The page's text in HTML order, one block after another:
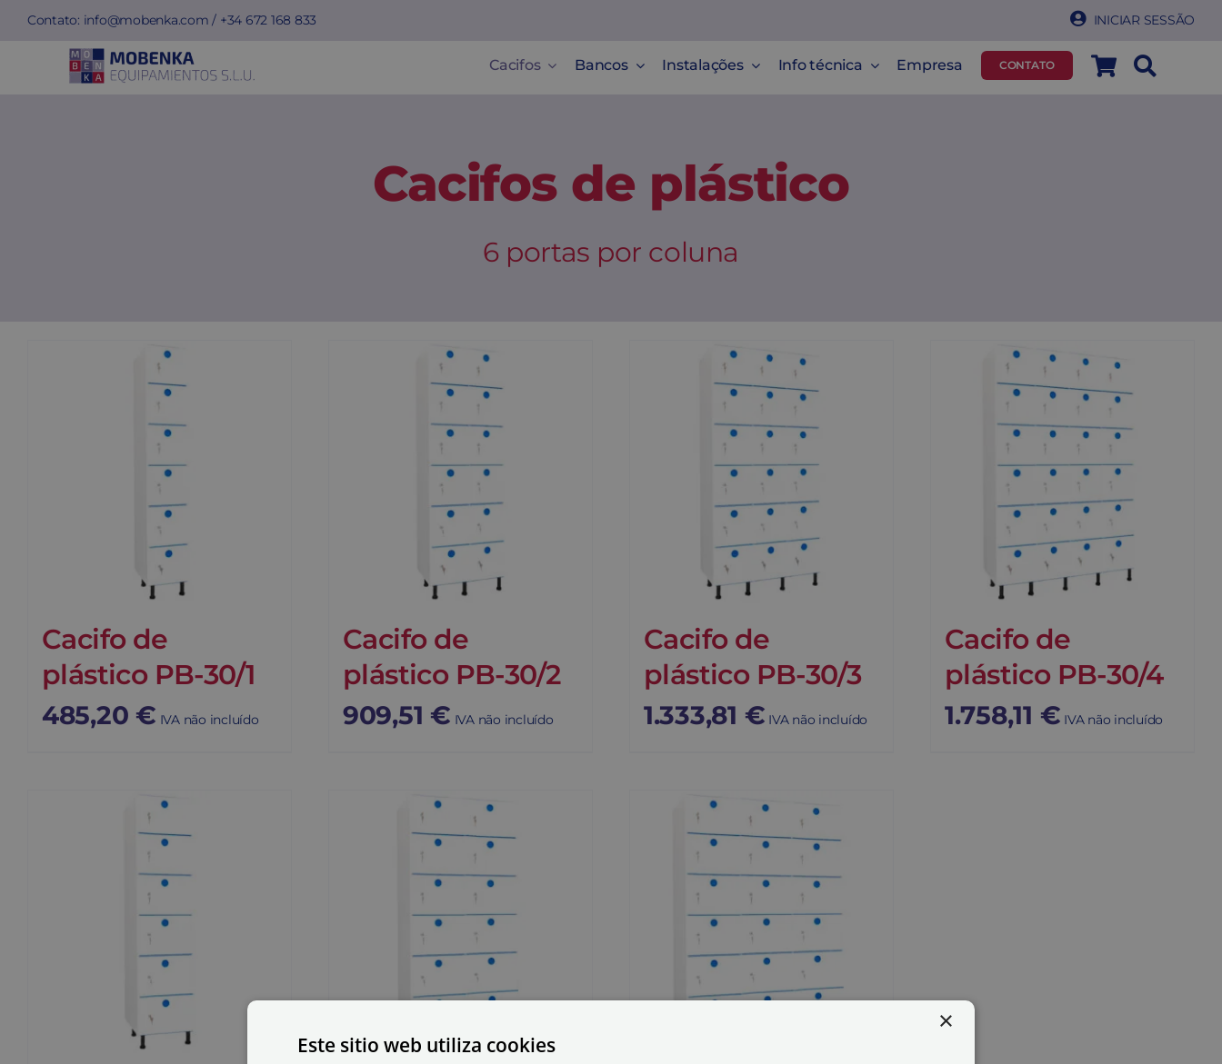
SkipContato: info@mobenka.com / +34 672 168 833 INICIAR SESSÃO
Cacifos Bancos Instalações Info técnica Empresa CONTATO
Cacifos de plástico
6 portas por coluna
Cacifo de
plástico PB-30/1
485,20 € IVA não incluído
Cacifo de
plástico PB-30/2
909,51 € IVA não incluído
Cacifo de
plástico PB-30/3
1.333,81 € IVA não incluído
Cacifo de
plástico PB-30/4
1.758,11 € IVA não incluído
×
Este sitio web utiliza cookies